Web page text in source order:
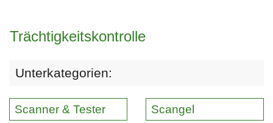
Trächtigkeitskontrolle
Unterkategorien:
Scanner & Tester Scangel